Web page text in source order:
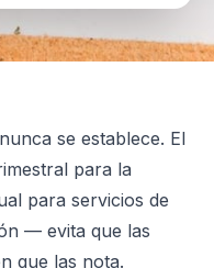
se establece. El
para la
para servicios de
— evita que las
que las nota.